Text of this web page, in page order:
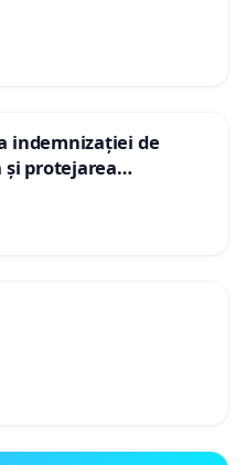
indemnizației de
și protejarea
asistenții